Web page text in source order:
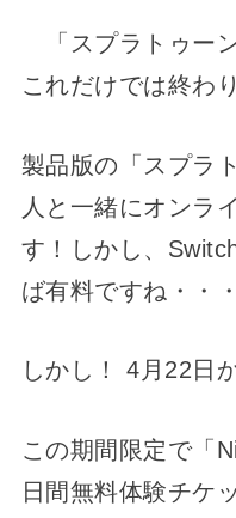
「スプラトゥー
これだけでは終わ
製品版の「スプラ
人と一緒にオンラ
す！しかし、
ば有料ですね・・・
しかし！ 4月22日
この期間限定で「
日間無料体験チケ